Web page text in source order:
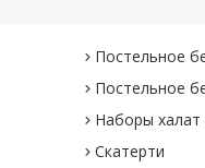
Постельное
Постельное
Наборы
Скатерти